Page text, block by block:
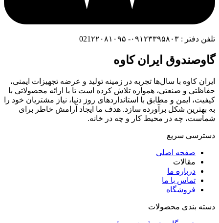
تلفن دفتر : ۰۹۱۲۳۳۹۵۸۰۳- 021۲۲۰۸۱۰۹۵
گاوصندوق ایران کاوه
ایران کاوه با سال‌ها تجربه در زمینه تولید و عرضه تجهیزات ایمنی،
حفاظتی و صنعتی، همواره تلاش کرده است تا با ارائه محصولاتی با
کیفیت، ایمن و مطابق با استانداردهای روز دنیا، نیاز مشتریان خود را
به بهترین شکل برآورده سازد. هدف ما ایجاد آرامش خاطر برای
شماست، چه در محیط کار و چه در خانه.
دسترسی سریع
صفحه اصلی
مقالات
درباره ما
تماس با ما
فروشگاه
دسته بندی محصولات